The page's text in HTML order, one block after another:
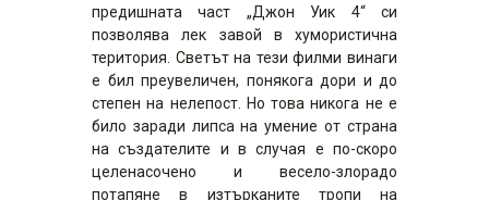
предишната част „Джон Уик 4“ си
позволява лек завой в хумористична
територия. Светът на тези филми винаги
е бил преувеличен, понякога дори и до
степен на нелепост. Но това никога не е
било заради липса на умение от страна
на създателите и в случая е по-скоро
целенасочено и весело-злорадо
потапяне в изтърканите тропи на